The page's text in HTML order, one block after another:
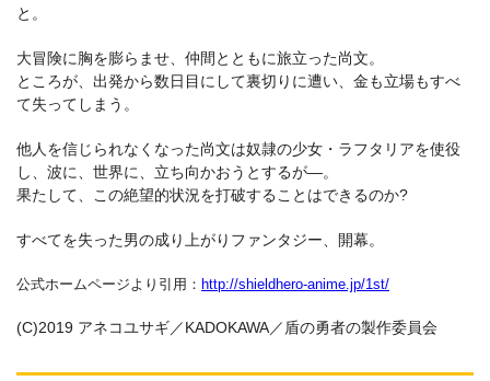
と。
大冒険に胸を膨らませ、仲間とともに旅立った尚文。
ところが、出発から数日目にして裏切りに遭い、金も立場もすべ
て失ってしまう。
他人を信じられなくなった尚文は奴隷の少女・ラフタリアを使役
し、波に、世界に、立ち向かおうとするが―。
果たして、この絶望的状況を打破することはできるのか?
すべてを失った男の成り上がりファンタジー、開幕。
公式ホームページより引用： http://shieldhero-anime.jp/1st/
(C)2019 アネコユサギ／KADOKAWA／盾の勇者の製作委員会